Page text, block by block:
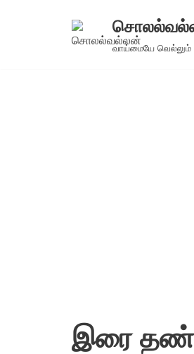
வாய்மையே வெல்லும்
இரை